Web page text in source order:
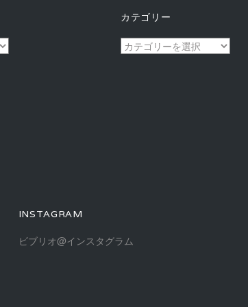
カテゴリー
カ
テ
INSTAGRAM
ビブリオ@インスタグラム